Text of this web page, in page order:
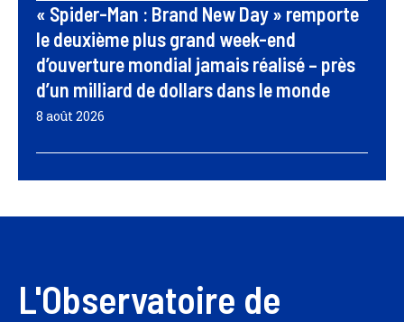
« Spider-Man : Brand New Day » remporte
le deuxième plus grand week-end
d’ouverture mondial jamais réalisé – près
d’un milliard de dollars dans le monde
8 août 2026
L'Observatoire de